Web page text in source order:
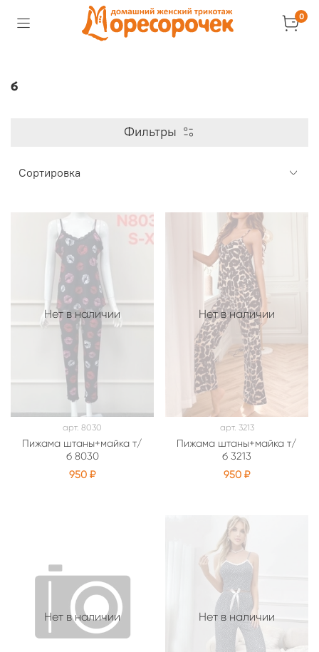
0
б
Фильтры
Нет в наличии
арт. 8030
Пижама штаны+майка т/
б 8030
950 ₽
Нет в наличии
арт. 3213
Пижама штаны+майка т/
б 3213
950 ₽
Нет в наличии Нет в наличии